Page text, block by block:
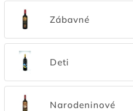
Zábavné
Deti
Narodeninové